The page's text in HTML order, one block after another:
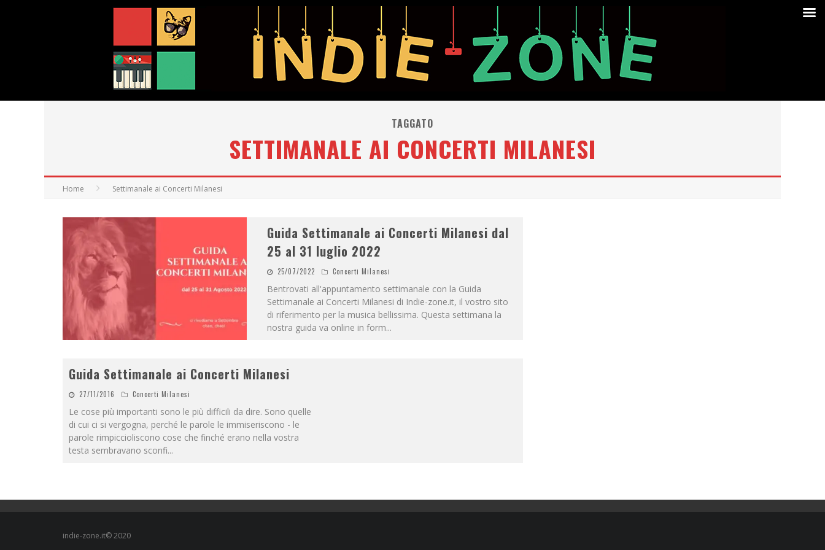
TAGGATO
SETTIMANALE AI CONCERTI MILANESI
Home Settimanale ai Concerti Milanesi
Guida Settimanale ai Concerti Milanesi dal
25 al 31 luglio 2022
25/07/2022 Concerti Milanesi
Bentrovati all'appuntamento settimanale con la Guida
Settimanale ai Concerti Milanesi di Indie-zone.it, il vostro sito
di riferimento per la musica bellissima. Questa settimana la
nostra guida va online in form...
Guida Settimanale ai Concerti Milanesi
27/11/2016 Concerti Milanesi
Le cose più importanti sono le più difficili da dire. Sono quelle
di cui ci si vergogna, perché le parole le immiseriscono - le
parole rimpiccioliscono cose che finché erano nella vostra
testa sembravano sconfi...
indie-zone.it© 2020